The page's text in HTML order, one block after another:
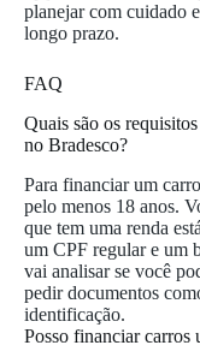
planejar com cuidado
longo prazo.
FAQ
Quais são os
no Bradesco?
Para financiar um
pelo menos 18 anos.
que tem uma renda
um CPF regular e um
vai analisar se você
pedir documentos
identificação.
Posso financiar carros